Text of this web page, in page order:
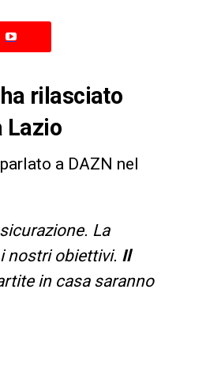
rilasciato
Lazio
a DAZN nel
La
nostri obiettivi. Il
in casa saranno